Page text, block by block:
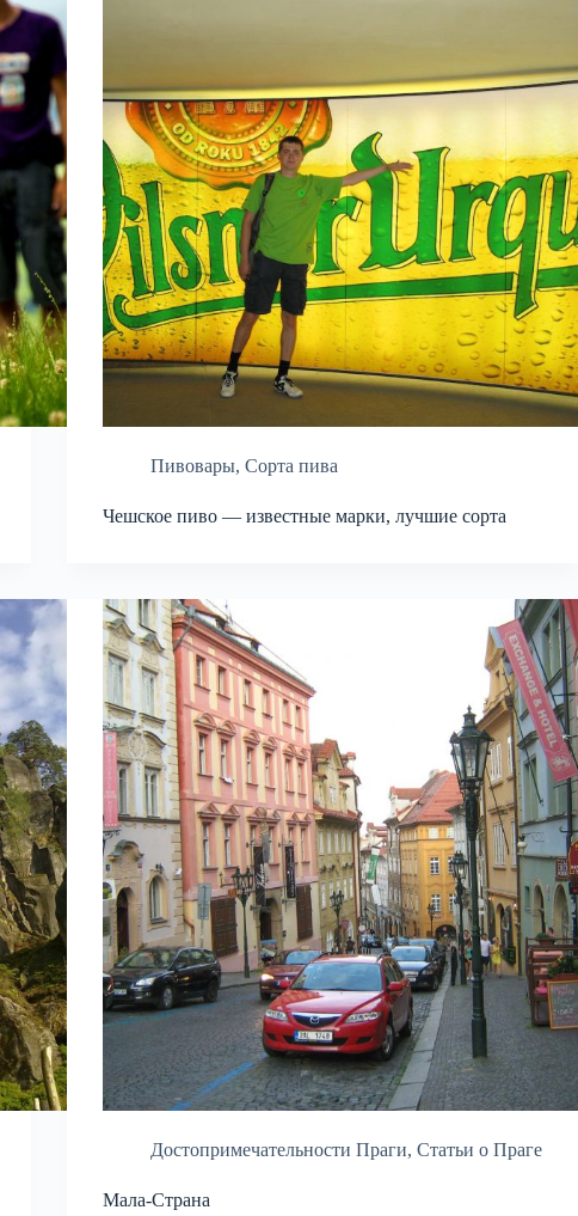
Пивовары, Сорта пива
Чешское пиво — известные марки, лучшие сорта
Достопримечательности Праги, Статьи о Праге
Мала-Страна